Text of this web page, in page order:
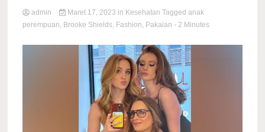
admin Maret 17, 2023 in Kesehatan Tagged anak
perempuan, Brooke Shields, Fashion, Pakaian - 2 Minutes